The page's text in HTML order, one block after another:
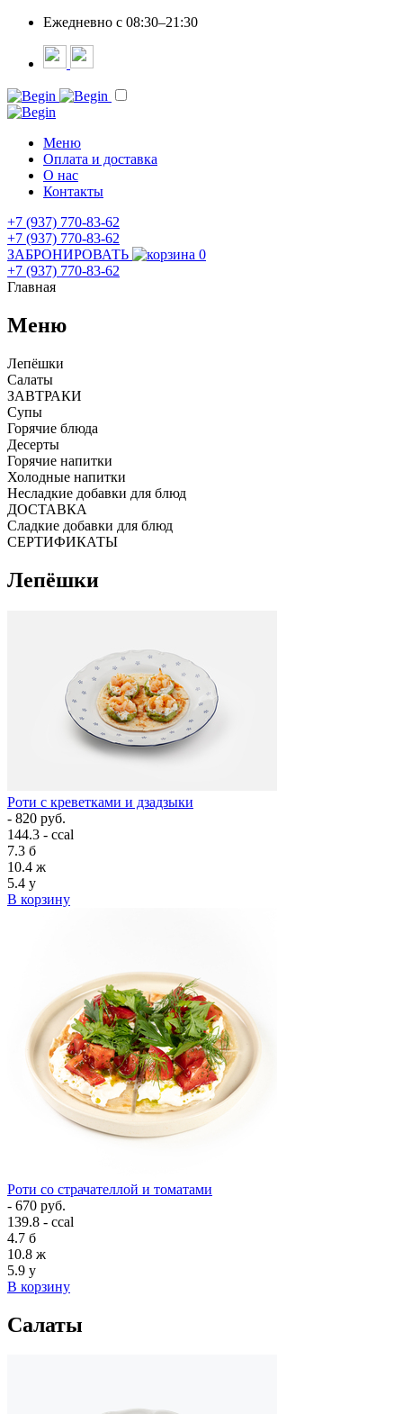
Ежедневно c 08:30–21:30
Меню
Оплата и доставка
О нас
Контакты
+7 (937) 770-83-62
+7 (937) 770-83-62
ЗАБРОНИРОВАТЬ
0
+7 (937) 770-83-62
Главная
Меню
Лепёшки
Салаты
ЗАВТРАКИ
Супы
Горячие блюда
Десерты
Горячие напитки
Холодные напитки
Несладкие добавки для блюд
ДОСТАВКА
Сладкие добавки для блюд
СЕРТИФИКАТЫ
Лепёшки
Роти с креветками и дзадзыки
- 820 руб.
144.3 - ccal
7.3 б
10.4 ж
5.4 у
В корзину
Роти со страчателлой и томатами
- 670 руб.
139.8 - ccal
4.7 б
10.8 ж
5.9 у
В корзину
Салаты